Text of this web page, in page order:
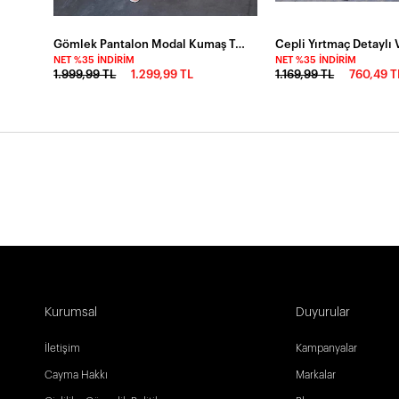
Gömlek Pantalon Modal Kumaş Takım Pudra
NET %35 İNDIRIM
1.999,99 TL 1.299,99 TL
NET %35 İNDIRIM
1.169,99 TL 760,49
Kurumsal
İletişim
Cayma Hakkı
Duyurular
Kampanyalar
Markalar